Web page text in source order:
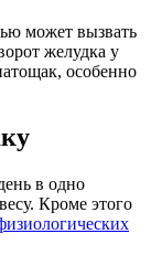
может вызвать
желудка у
особенно
в одно
Кроме этого